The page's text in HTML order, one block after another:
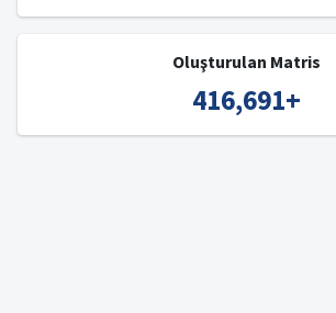
Oluşturulan Matris
416,691+